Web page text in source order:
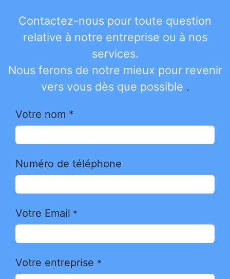
Contactez-nous pour toute question
relative à notre entreprise ou à nos
services.
Nous ferons de notre mieux pour revenir
vers vous dès que possible .
Votre nom *
Numéro de téléphone
Votre Email *
Votre entreprise *